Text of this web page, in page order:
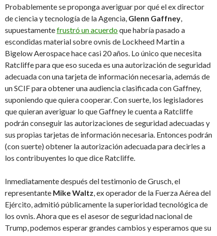
Probablemente se proponga averiguar por qué el ex director
de ciencia y tecnología de la Agencia, Glenn Gaffney,
supuestamentefrustró un acuerdoque habría pasado a
escondidas material sobre ovnis de Lockheed Martin a
Bigelow Aerospace hace casi 20 años. Lo único que necesita
Ratcliffe para que eso suceda es una autorización de seguridad
adecuada con una tarjeta de información necesaria, además de
un SCIF para obtener una audiencia clasificada con Gaffney,
suponiendo que quiera cooperar. Con suerte, los legisladores
que quieran averiguar lo que Gaffney le cuenta a Ratcliffe
podrán conseguir las autorizaciones de seguridad adecuadas y
sus propias tarjetas de información necesaria. Entonces podrán
(con suerte) obtener la autorización adecuada para decirles a
los contribuyentes lo que dice Ratcliffe.
Inmediatamente después del testimonio de Grusch, el
representante Mike Waltz, ex operador de la Fuerza Aérea del
Ejército, admitió públicamente la superioridad tecnológica de
los ovnis. Ahora que es el asesor de seguridad nacional de
Trump, podemos esperar grandes cambios y esperamos que su